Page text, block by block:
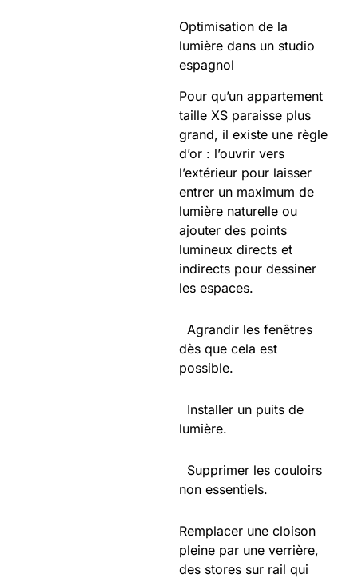
Optimisation de la
lumière dans un studio
espagnol
Pour qu’un appartement
taille XS paraisse plus
grand, il existe une règle
d’or : l’ouvrir vers
l’extérieur pour laisser
entrer un maximum de
lumière naturelle ou
ajouter des points
lumineux directs et
indirects pour dessiner
les espaces.
Agrandir les fenêtres
dès que cela est
possible.
Installer un puits de
lumière.
Supprimer les couloirs
non essentiels.
Remplacer une cloison
pleine par une verrière,
des stores sur rail qui